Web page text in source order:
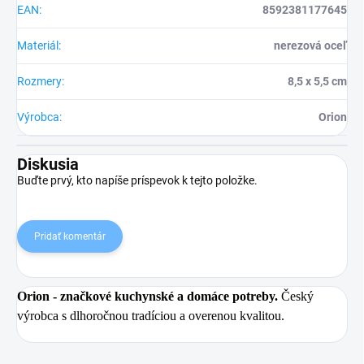
EAN: 8592381177645
Materiál : nerezová oceľ
Rozmery: 8,5 x 5,5 cm
Výrobca: Orion
Diskusia
Buďte prvý, kto napíše príspevok k tejto položke.
Pridať komentár
Orion - značkové kuchynské a domáce potreby. Český
výrobca s dlhoročnou tradíciou a overenou kvalitou.